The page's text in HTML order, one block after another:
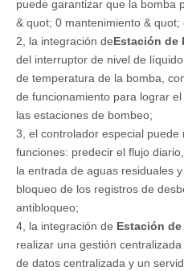
puede garantizar que la bomba
& quot; 0 mantenimiento & quot;
2, la integración deEstación de
del interruptor de nivel de
de temperatura de la bomba,
de funcionamiento para lograr
las estaciones de bombeo;
3, el controlador especial puede
funciones: predecir el flujo
la entrada de aguas residuales
bloqueo de los registros de
antibloqueo;
4, la integración de Estación
realizar una gestión
de datos centralizada y un